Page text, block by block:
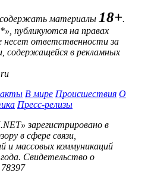
материалы 18+.
публикуются на правах
несет ответственности за
содержащейся в рекламных
В мире Происшествия О
Пресс-релизы
зарегистрировано в
в сфере связи,
и массовых коммуникаций
Свидетельство о